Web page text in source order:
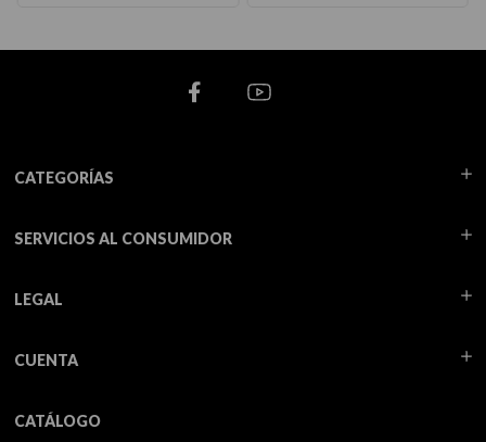
CATEGORÍAS
SERVICIOS AL CONSUMIDOR
LEGAL
CUENTA
CATÁLOGO